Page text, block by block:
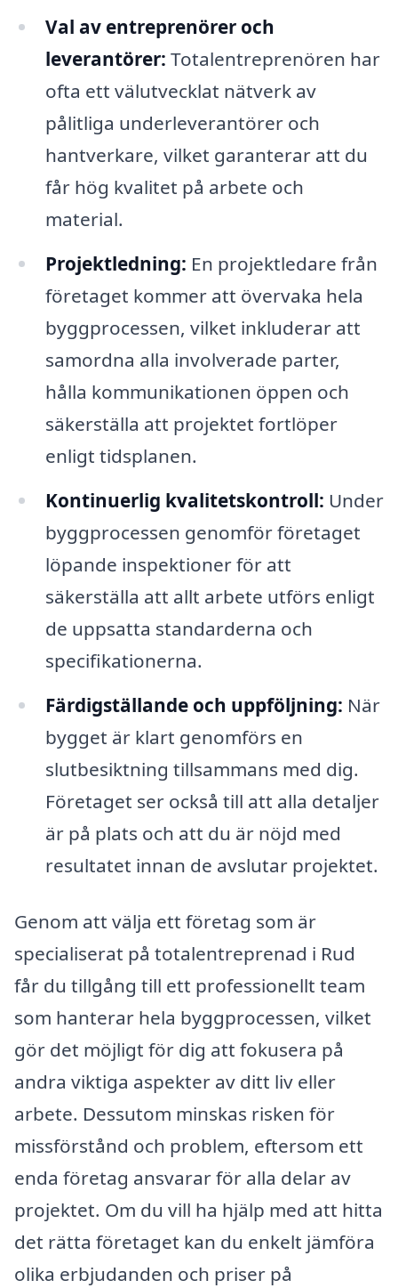
Val av entreprenörer och
leverantörer: Totalentreprenören har
ofta ett välutvecklat nätverk av
pålitliga underleverantörer och
hantverkare, vilket garanterar att du
får hög kvalitet på arbete och
material.
Projektledning: En projektledare från
företaget kommer att övervaka hela
byggprocessen, vilket inkluderar att
samordna alla involverade parter,
hålla kommunikationen öppen och
säkerställa att projektet fortlöper
enligt tidsplanen.
Kontinuerlig kvalitetskontroll: Under
byggprocessen genomför företaget
löpande inspektioner för att
säkerställa att allt arbete utförs enligt
de uppsatta standarderna och
specifikationerna.
Färdigställande och uppföljning: När
bygget är klart genomförs en
slutbesiktning tillsammans med dig.
Företaget ser också till att alla detaljer
är på plats och att du är nöjd med
resultatet innan de avslutar projektet.
Genom att välja ett företag som är
specialiserat på totalentreprenad i Rud
får du tillgång till ett professionellt team
som hanterar hela byggprocessen, vilket
gör det möjligt för dig att fokusera på
andra viktiga aspekter av ditt liv eller
arbete. Dessutom minskas risken för
missförstånd och problem, eftersom ett
enda företag ansvarar för alla delar av
projektet. Om du vill ha hjälp med att hitta
det rätta företaget kan du enkelt jämföra
olika erbjudanden och priser på